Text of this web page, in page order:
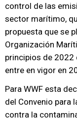
control de las
sector marítimo,
propuesta que se
Organización
principios de 2022
entre en vigor en
Para WWF esta
del Convenio para
contra la